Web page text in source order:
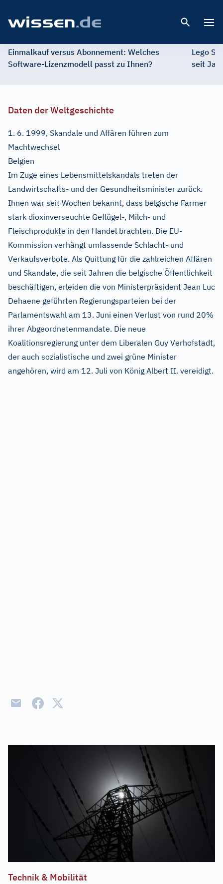
Einmalkauf versus Abonnement: Welches
Software-Lizenzmodell passt zu Ihnen?
Lego
seit
Daten der Weltgeschichte
1. 6. 1999, Skandale und Affären führen zum
Machtwechsel
Belgien
Im Zuge eines Lebensmittelskandals treten der
Landwirtschafts- und der Gesundheitsminister zurück.
Ihnen war seit Wochen bekannt, dass belgische Farmer
stark dioxinverseuchte Geflügel-, Milch- und
Fleischprodukte in den Handel brachten. Die EU-
Kommission verhängt umfassende Schlacht- und
Verkaufsverbote. Als Quittung für die zahlreichen Affären
und Skandale, die seit Jahren die belgische Öffentlichkeit
beschäftigen, erleiden die von Ministerpräsident Jean Luc
Dehaene geführten Regierungsparteien bei der
Parlamentswahl am 13. Juni einen Verlust von rund 20%
ihrer Abgeordnetenmandate. Die neue
Koalitionsregierung unter dem Liberalen Guy Verhofstadt,
der auch sozialistische und zwei grüne Minister
angehören, wird am 12. Juli von König Albert II. vereidigt.
Technik & Mobilität